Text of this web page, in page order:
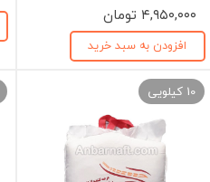
۴,۹۵۰,۰۰۰ تومان
افزودن به سبد خرید
10 کیلویی